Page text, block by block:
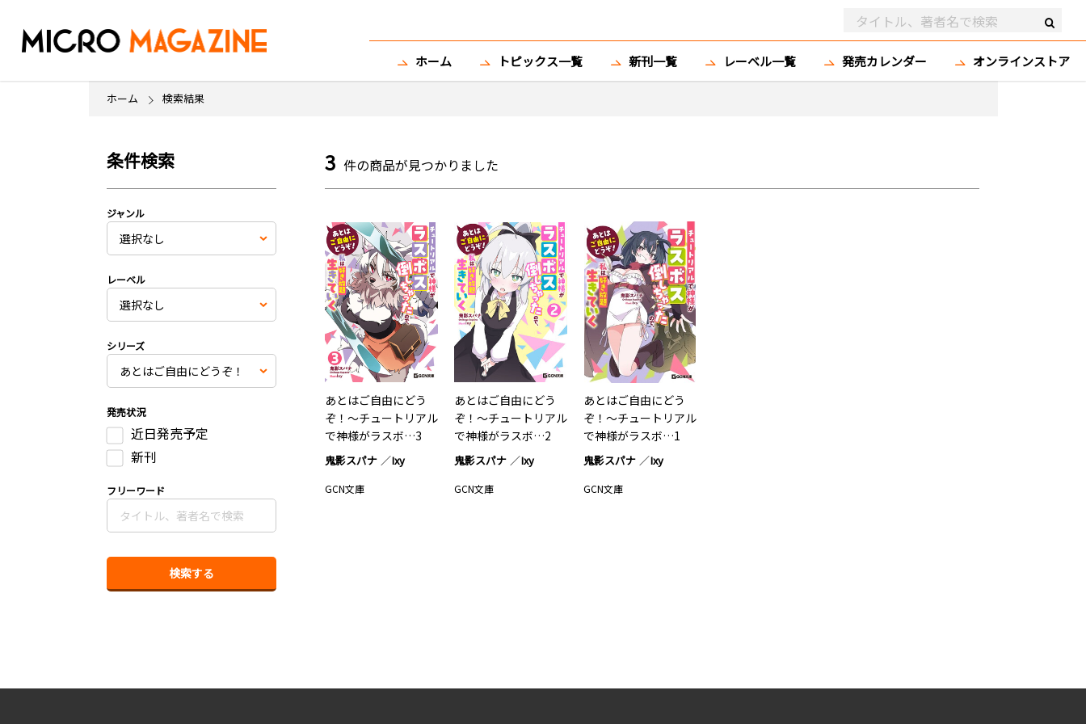
ホーム トピックス一覧 新刊一覧 レーベル一覧 発売カレンダー オンラインストア
ホーム 検索結果
条件検索
ジャンル
レーベル
シリーズ
発売状況
近日発売予定
新刊
フリーワード
3 件の商品が見つかりました
あとはご自由にどう
ぞ！～チュートリアル
で神様がラスボ…3
鬼影スパナ Ixy
GCN文庫
あとはご自由にどう
ぞ！～チュートリアル
で神様がラスボ…2
鬼影スパナ Ixy
GCN文庫
あとはご自由にどう
ぞ！～チュートリアル
で神様がラスボ…1
鬼影スパナ Ixy
GCN文庫